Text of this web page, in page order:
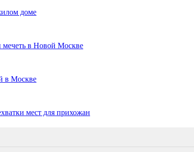
доме
мечеть в Новой Москве
в Москве
мест для прихожан